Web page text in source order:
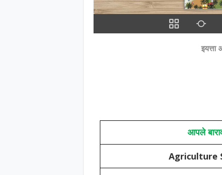
इयत्ता
आपले
Agriculture